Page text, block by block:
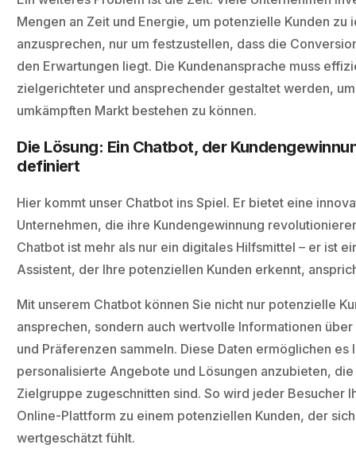
Mengen an Zeit und Energie, um potenzielle Kunden zu
anzusprechen, nur um festzustellen, dass die
den Erwartungen liegt. Die Kundenansprache muss
zielgerichteter und ansprechender gestaltet werden,
umkämpften Markt bestehen zu können.
Die Lösung: Ein Chatbot, der
definiert
Hier kommt unser Chatbot ins Spiel. Er bietet eine
Unternehmen, die ihre Kundengewinnung
Chatbot ist mehr als nur ein digitales Hilfsmittel – er ist
Assistent, der Ihre potenziellen Kunden erkennt,
Mit unserem Chatbot können Sie nicht nur potenzielle
ansprechen, sondern auch wertvolle Informationen
und Präferenzen sammeln. Diese Daten ermöglichen es
personalisierte Angebote und Lösungen anzubieten,
Zielgruppe zugeschnitten sind. So wird jeder Besucher
Online-Plattform zu einem potenziellen Kunden, der
wertgeschätzt fühlt.